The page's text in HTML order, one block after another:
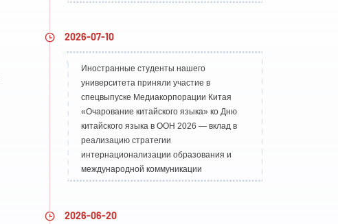
2026-07-10
Иностранные студенты нашего
университета приняли участие в
спецвыпуске Медиакорпорации Китая
«Очарование китайского языка» ко Дню
китайского языка в ООН 2026 — вклад в
реализацию стратегии
интернационализации образования и
международной коммуникации
2026-06-20